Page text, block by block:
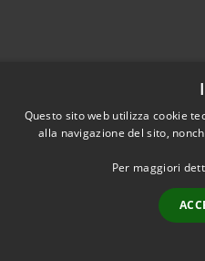
Questo sito web utilizza cookie
alla navigazione del sito,
Per maggiori